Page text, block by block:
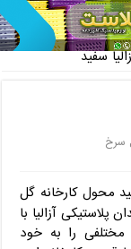
سفید
سرخ
محول کارخانه گل
آزالیا با
مختلفی را به خود